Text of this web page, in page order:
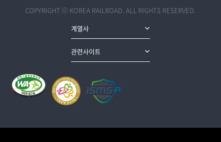
COPYRIGHT ⓒ KOREA RAILROAD. ALL RIGHTS RESERVED.
계열사
관련사이트